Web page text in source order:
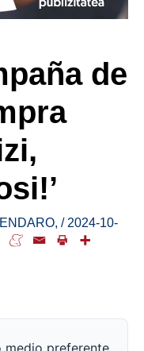
de
, / 2024-10-